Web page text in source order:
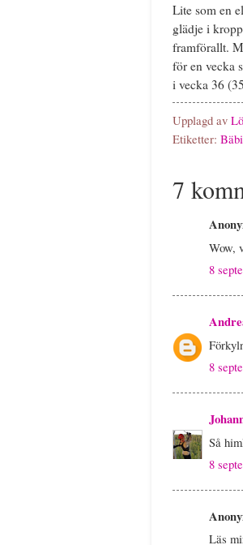
Lite som en
glädje i
framförallt.
för en vecka
i vecka 36
Upplagd av
Etiketter:
7
Wow,
8
8
Så
8
Läs